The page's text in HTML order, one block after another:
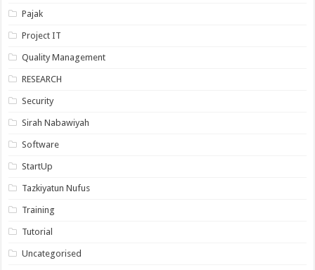
Pajak
Project IT
Quality Management
RESEARCH
Security
Sirah Nabawiyah
Software
StartUp
Tazkiyatun Nufus
Training
Tutorial
Uncategorised